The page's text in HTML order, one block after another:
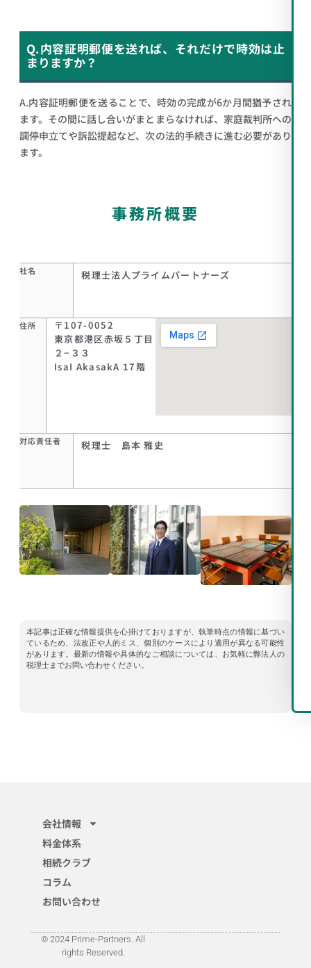
Q.内容証明郵便を送れば、それだけで時効は止
まりますか？
A.内容証明郵便を送ることで、時効の完成が6か月間猶予され
ます。その間に話し合いがまとまらなければ、家庭裁判所への
調停申立てや訴訟提起など、次の法的手続きに進む必要があり
ます。
事務所概要
社名 税理士法人プライムパートナーズ
住所
〒107-0052
東京都港区赤坂５丁目
２−３３
IsaI AkasakA 17階
対応責任者 税理士 島本 雅史
本記事は正確な情報提供を心掛けておりますが、執筆時点の情報に基づい
ているため、法改正や人的ミス、個別のケースにより適用が異なる可能性
があります。最新の情報や具体的なご相談については、お気軽に弊法人の
税理士までお問い合わせください。
\ 相続の不安、専門家にまずは無料相談 /
土日無料相談会
会社情報
料金体系
相続クラブ
コラム
お問い合わせ
© 2024 Prime-Partners. All
rights Reserved.